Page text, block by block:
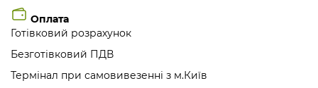
Оплата
Готівковий розрахунок
Безготівковий ПДВ
Термінал при самовивезенні з м.Київ